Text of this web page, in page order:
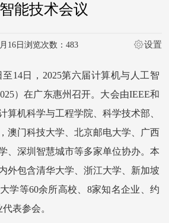
能技术会议
16日 浏览次数： 483 设置
至14日，2025第六届计算机与人工智
）在广东惠州召开。大会由IEEE和
算机科学与工程学院、科学技术部、
澳门科技大学、北京邮电大学、广西
、深圳智慧城市等多家单位协办。本
外包含清华大学、浙江大学、新加坡
学等60余所高校、8家知名企业、约
表参会。